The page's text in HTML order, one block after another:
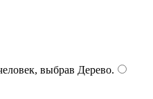
выбрав Дерево.